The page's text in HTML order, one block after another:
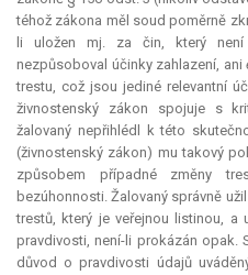
téhož zákona měl soud poměrně
li uložen mj. za čin, který
nezpůsoboval účinky zahlazení, ani
trestu, což jsou jediné relevantní
živnostenský zákon spojuje s
žalovaný nepřihlédl k této
(živnostenský zákon) mu takový
způsobem případné změny
bezúhonnosti. Žalovaný správně
trestů, který je veřejnou listinou, a
pravdivosti, není-li prokázán opak.
důvod o pravdivosti údajů